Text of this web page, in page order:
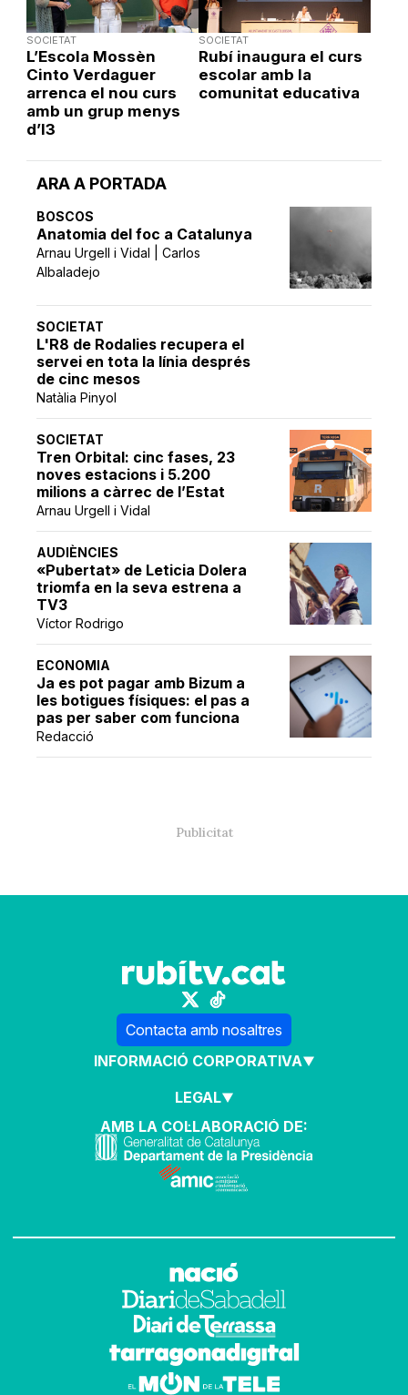
ARA A PORTADA
BOSCOS
Anatomia del foc a Catalunya
Arnau Urgell i Vidal | Carlos
Albaladejo
SOCIETAT
L'R8 de Rodalies recupera el
servei en tota la línia després
de cinc mesos
Natàlia Pinyol
SOCIETAT
Tren Orbital: cinc fases, 23
noves estacions i 5.200
milions a càrrec de l’Estat
Arnau Urgell i Vidal
AUDIÈNCIES
«Pubertat» de Leticia Dolera
triomfa en la seva estrena a
TV3
Víctor Rodrigo
ECONOMIA
Ja es pot pagar amb Bizum a
les botigues físiques: el pas a
pas per saber com funciona
Redacció
SOCIETAT
L’Escola Mossèn
Cinto Verdaguer
arrenca el nou curs
amb un grup menys
d’I3
SOCIETAT
Rubí inaugura el curs
escolar amb la
comunitat educativa
Contacta amb nosaltres
INFORMACIÓ CORPORATIVA
LEGAL
AMB LA COL·LABORACIÓ DE: